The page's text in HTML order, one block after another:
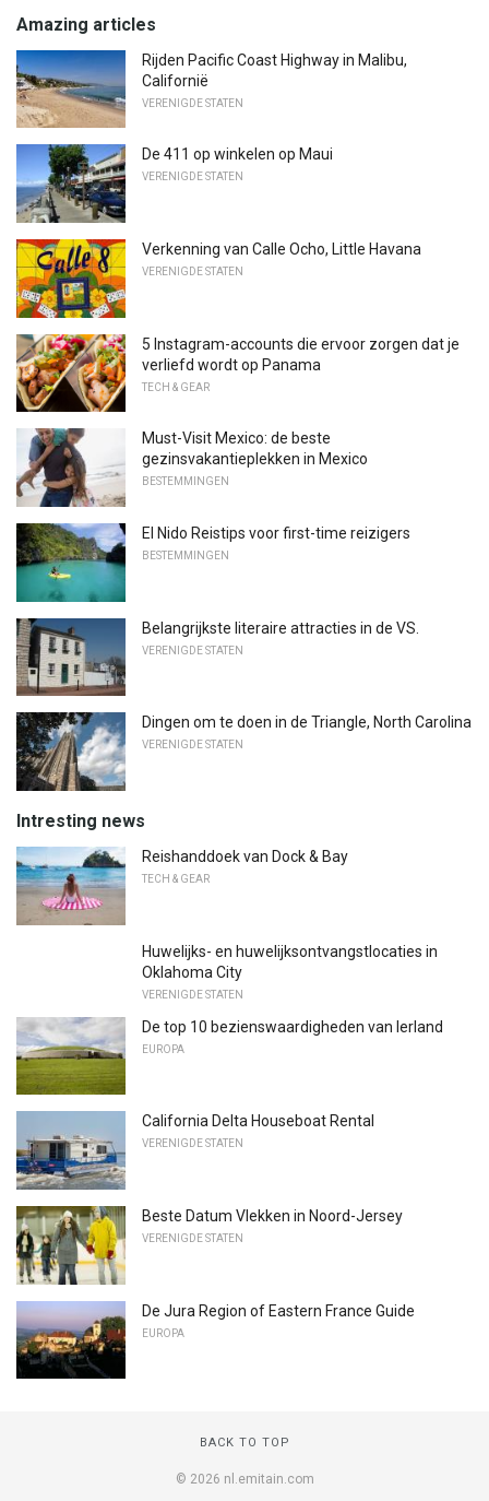
Amazing articles
Rijden Pacific Coast Highway in Malibu,
Californië
VERENIGDE STATEN
De 411 op winkelen op Maui
VERENIGDE STATEN
Verkenning van Calle Ocho, Little Havana
VERENIGDE STATEN
5 Instagram-accounts die ervoor zorgen dat je
verliefd wordt op Panama
TECH & GEAR
Must-Visit Mexico: de beste
gezinsvakantieplekken in Mexico
BESTEMMINGEN
El Nido Reistips voor first-time reizigers
BESTEMMINGEN
Belangrijkste literaire attracties in de VS.
VERENIGDE STATEN
Dingen om te doen in de Triangle, North Carolina
VERENIGDE STATEN
Intresting news
Reishanddoek van Dock & Bay
TECH & GEAR
Huwelijks- en huwelijksontvangstlocaties in
Oklahoma City
VERENIGDE STATEN
De top 10 bezienswaardigheden van Ierland
EUROPA
California Delta Houseboat Rental
VERENIGDE STATEN
Beste Datum Vlekken in Noord-Jersey
VERENIGDE STATEN
De Jura Region of Eastern France Guide
EUROPA
BACK TO TOP
© 2026 nl.emitain.com